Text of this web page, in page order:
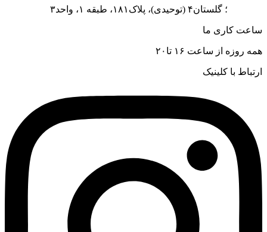
؛ گلستان۴ (توحیدی)، پلاک۱۸۱، طبقه ۱، واحد۳
ساعت کاری ما
همه روزه از ساعت ۱۶ تا۲۰
ارتباط با کلینیک